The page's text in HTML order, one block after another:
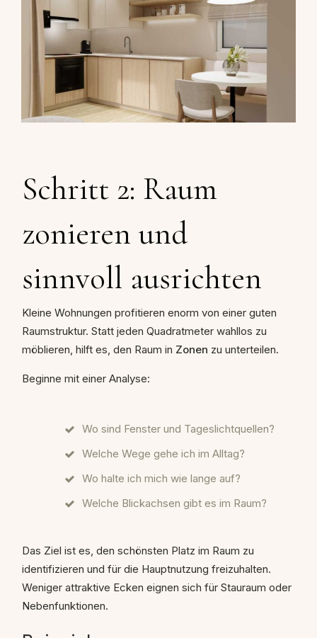
Schritt 2: Raum
zonieren und
sinnvoll ausrichten
Kleine Wohnungen profitieren enorm von einer guten
Raumstruktur. Statt jeden Quadratmeter wahllos zu
möblieren, hilft es, den Raum in Zonen zu unterteilen.
Beginne mit einer Analyse:
Wo sind Fenster und Tageslichtquellen?
Welche Wege gehe ich im Alltag?
Wo halte ich mich wie lange auf?
Welche Blickachsen gibt es im Raum?
Das Ziel ist es, den schönsten Platz im Raum zu
identifizieren und für die Hauptnutzung freizuhalten.
Weniger attraktive Ecken eignen sich für Stauraum oder
Nebenfunktionen.